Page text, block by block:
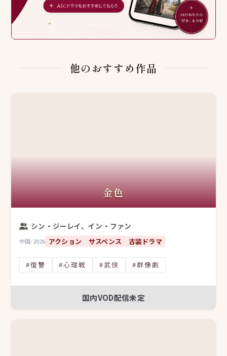
他のおすすめ作品
金色
シン・ジーレイ、イン・ファン
中国/2026 アクション サスペンス 古装ドラマ
#復讐 #心理戦 #武侠 #群像劇
国内VOD配信未定